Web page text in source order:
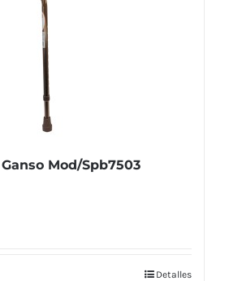
Mod/Spb7503
Detalles